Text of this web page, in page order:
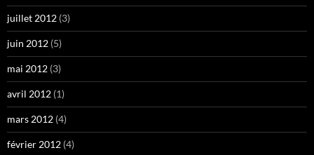
juillet 2012 (3)
juin 2012 (5)
mai 2012 (3)
avril 2012 (1)
mars 2012 (4)
février 2012 (4)